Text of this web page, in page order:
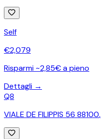
Self
€2,079
Risparmi ~2,85€ a pieno
Dettagli →
Q8
VIALE DE FILIPPIS 56 88100,